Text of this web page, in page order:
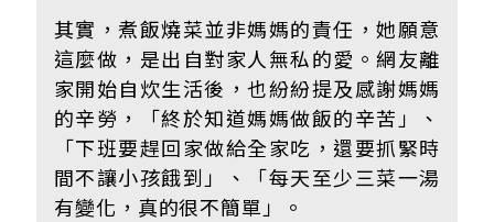
其實，煮飯燒菜並非媽媽的責任，她願意
這麼做，是出自對家人無私的愛。網友離
家開始自炊生活後，也紛紛提及感謝媽媽
的辛勞，「終於知道媽媽做飯的辛苦」、
「下班要趕回家做給全家吃，還要抓緊時
間不讓小孩餓到」、「每天至少三菜一湯
有變化，真的很不簡單」。